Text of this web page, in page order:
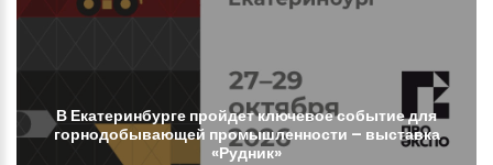
В Екатеринбурге пройдетключевоесобытиедля
горнодобывающей промышленности – выставка
«Рудник»